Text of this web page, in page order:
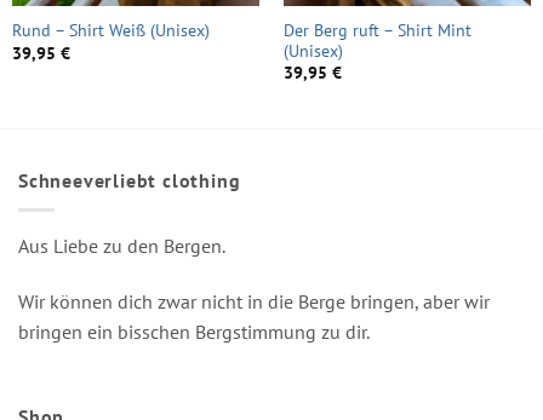
Rund – Shirt Weiß (Unisex)
39,95 €
Der Berg ruft – Shirt Mint
(Unisex)
39,95 €
Schneeverliebt clothing
Aus Liebe zu den Bergen.
Wir können dich zwar nicht in die Berge bringen, aber wir
bringen ein bisschen Bergstimmung zu dir.